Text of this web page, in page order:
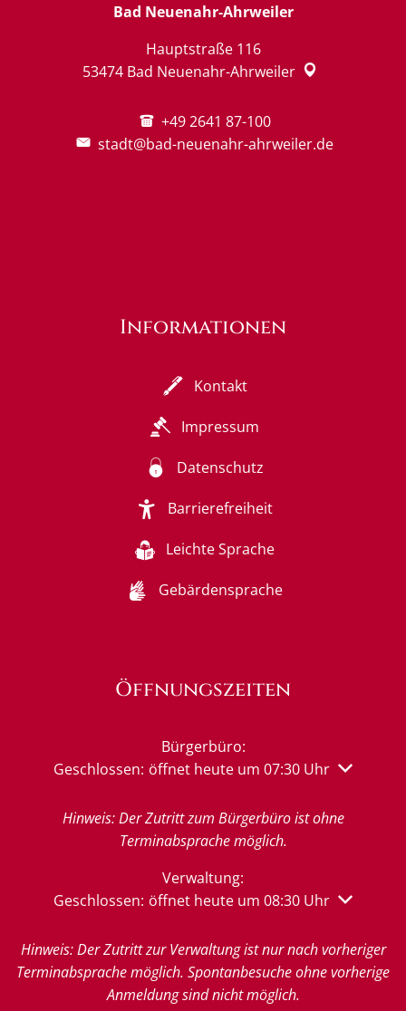
Bad Neuenahr-Ahrweiler
Hauptstraße 116
53474 Bad Neuenahr-Ahrweiler
+49 2641 87-100
stadt@bad-neuenahr-ahrweiler.de
Informationen
Kontakt
Impressum
Datenschutz
Barrierefreiheit
Leichte Sprache
Gebärdensprache
Öffnungszeiten
Bürgerbüro:
Klicken, um weitere Öffnungs- oder Schließzeiten
Geschlossen: öffnet heute um 07:30 Uhr
Hinweis: Der Zutritt zum Bürgerbüro ist ohne
Terminabsprache möglich.
Verwaltung:
Klicken, um weitere Öffnungs- oder Schließzeiten
Geschlossen: öffnet heute um 08:30 Uhr
Hinweis: Der Zutritt zur Verwaltung ist nur nach vorheriger
Terminabsprache möglich. Spontanbesuche ohne vorherige
Anmeldung sind nicht möglich.